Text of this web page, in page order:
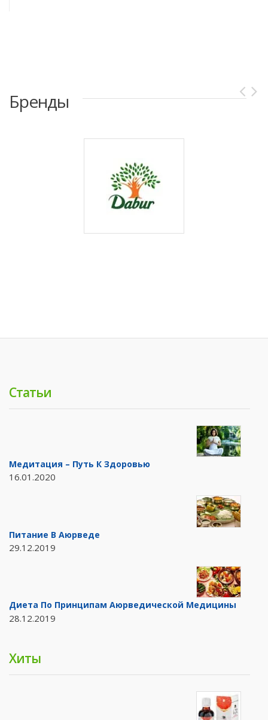
Бренды
Статьи
Медитация – Путь К Здоровью
16.01.2020
Питание В Аюрведе
29.12.2019
Диета По Принципам Аюрведической Медицины
28.12.2019
Хиты